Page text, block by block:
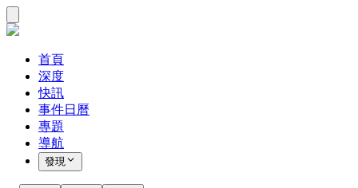
首頁
深度
快訊
事件日曆
專題
導航
發現